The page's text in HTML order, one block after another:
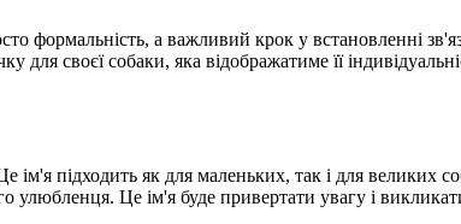
формальність, а важливий крок у встановленні
своєї собаки, яка відображатиме її
ім'я підходить як для маленьких, так і для великих
улюбленця. Це ім'я буде привертати увагу і